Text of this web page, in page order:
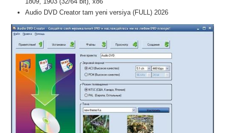
Audio DVD Creator tam yeni versiya (FULL) 2026